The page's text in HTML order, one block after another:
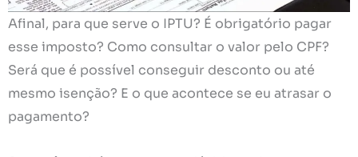
Afinal, para que serve o IPTU? É obrigatório pagar
esse imposto? Como consultar o valor pelo CPF?
Será que é possível conseguir desconto ou até
mesmo isenção? E o que acontece se eu atrasar o
pagamento?